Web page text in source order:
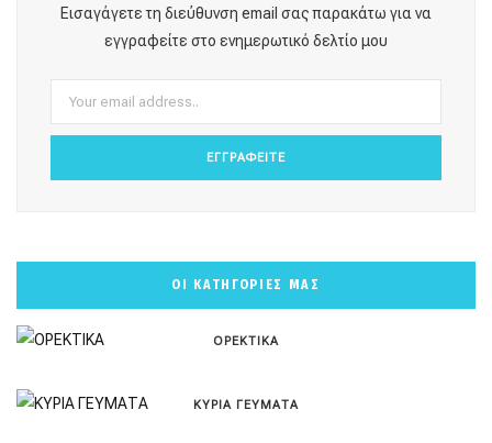
o r e e
Εισαγάγετε τη διεύθυνση email σας παρακάτω για να
εγγραφείτε στο ενημερωτικό δελτίο μου
ΟΙ ΚΑΤΗΓΟΡΙΕΣ ΜΑΣ
ΟΡΕΚΤΙΚΑ
ΚΥΡΙΑ ΓΕΥΜΑΤΑ